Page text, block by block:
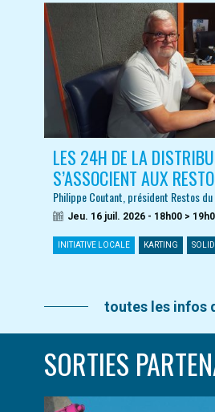
LES 24H DE LA
S’ASSOCIENT AUX
Philippe Coutant, président Restos
Jeu. 16 juil. 2026 - 18h00 >
INITIATIVE LOCALE KARTING
toutes les infos
SORTIES